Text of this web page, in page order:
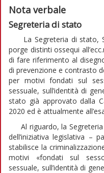
Nota verbale
Segreteria di stato
La Segreteria di stato,
porge distinti ossequi
di fare riferimento al
di prevenzione e contrasto
per motivi fondati sul
sessuale, sull’identità di
stato già approvato dalla
2020 ed è attualmente
Al riguardo, la Segreteria
dell’iniziativa legislativa –
stabilisce la
motivi «fondati sul
sessuale, sull’identità di